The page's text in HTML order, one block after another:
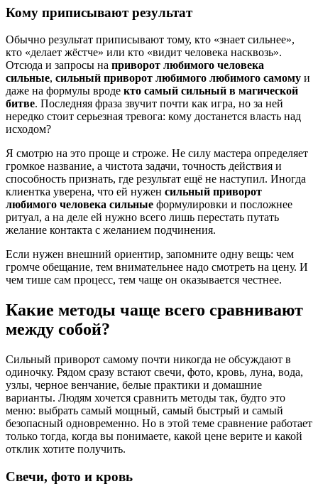
Кому приписывают результат
Обычно результат приписывают тому, кто «знает сильнее»,
кто «делает жёстче» или кто «видит человека насквозь».
Отсюда и запросы на приворот любимого человека
сильные, сильный приворот любимого любимого самому и
даже на формулы вроде кто самый сильный в магической
битве. Последняя фраза звучит почти как игра, но за ней
нередко стоит серьезная тревога: кому достанется власть над
исходом?
Я смотрю на это проще и строже. Не силу мастера определяет
громкое название, а чистота задачи, точность действия и
способность признать, где результат ещё не наступил. Иногда
клиентка уверена, что ей нужен сильный приворот
любимого человека сильные формулировки и посложнее
ритуал, а на деле ей нужно всего лишь перестать путать
желание контакта с желанием подчинения.
Если нужен внешний ориентир, запомните одну вещь: чем
громче обещание, тем внимательнее надо смотреть на цену. И
чем тише сам процесс, тем чаще он оказывается честнее.
Какие методы чаще всего сравнивают
между собой?
Сильный приворот самому почти никогда не обсуждают в
одиночку. Рядом сразу встают свечи, фото, кровь, луна, вода,
узлы, черное венчание, белые практики и домашние
варианты. Людям хочется сравнить методы так, будто это
меню: выбрать самый мощный, самый быстрый и самый
безопасный одновременно. Но в этой теме сравнение работает
только тогда, когда вы понимаете, какой цене верите и какой
отклик хотите получить.
Свечи, фото и кровь